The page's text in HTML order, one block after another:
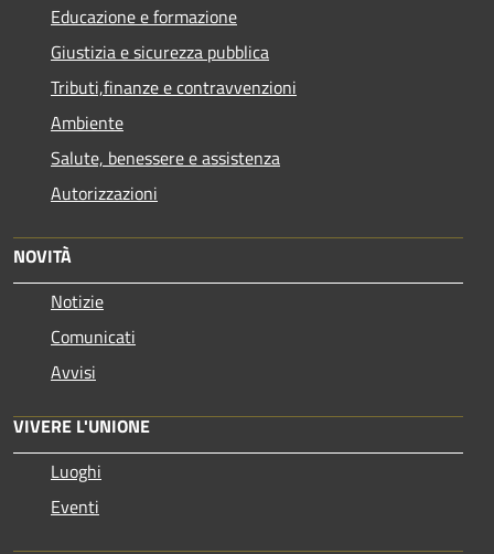
Educazione e formazione
Giustizia e sicurezza pubblica
Tributi,finanze e contravvenzioni
Ambiente
Salute, benessere e assistenza
Autorizzazioni
NOVITÀ
Notizie
Comunicati
Avvisi
VIVERE L'UNIONE
Luoghi
Eventi